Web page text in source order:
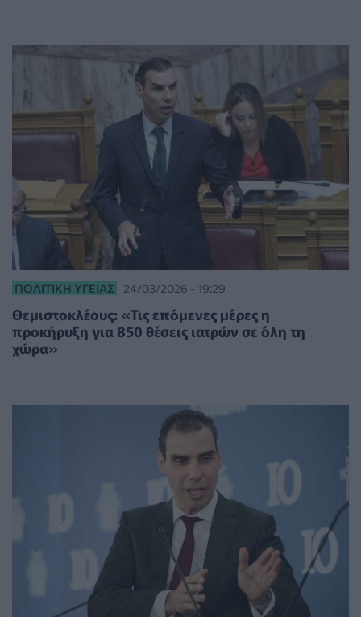
ΠΟΛΙΤΙΚΉ ΥΓΕΊΑΣ 24/03/2026 - 19:29
Θεμιστοκλέους: «Τις επόμενες μέρες η
προκήρυξη για 850 θέσεις ιατρών σε όλη τη
χώρα»